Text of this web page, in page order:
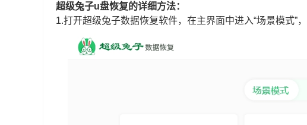
超级兔子u盘恢复的详细方法：
1.打开超级兔子数据恢复软件，在主界面中进入“场景模式”